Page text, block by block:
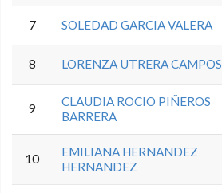
7 SOLEDAD GARCIA VALERA
8 LORENZA UTRERA CAMPOS
9
CLAUDIA ROCIO PIÑEROS
BARRERA
10
EMILIANA HERNANDEZ
HERNANDEZ